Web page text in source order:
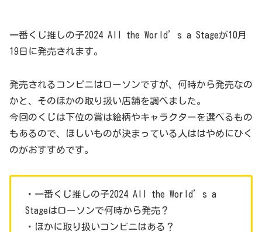
一番くじ推しの子2024 All the World’s a Stageが10月
19日に発売されます。
発売されるコンビニはローソンですが、何時から発売なの
かと、そのほかの取り扱い店舗を調べました。
今回のくじは下位の賞は絵柄やキャラクターを選べるもの
もあるので、ほしいものが決まっている人ははやめにひく
のがおすすめです。
・一番くじ推しの子2024 All the World’s a
Stageはローソンで何時から発売？
・ほかに取り扱いコンビニはある？